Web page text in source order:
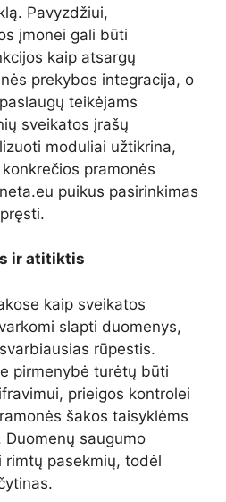
Pavyzdžiui,
įmonei gali būti
kaip atsargų
prekybos integracija, o
teikėjams
sveikatos įrašų
moduliai užtikrina,
pramonės
puikus pasirinkimas
ir atitiktis
kaip sveikatos
slapti duomenys,
rūpestis.
pirmenybė turėtų būti
prieigos kontrolei
šakos taisyklėms
Duomenų saugumo
pasekmių, todėl